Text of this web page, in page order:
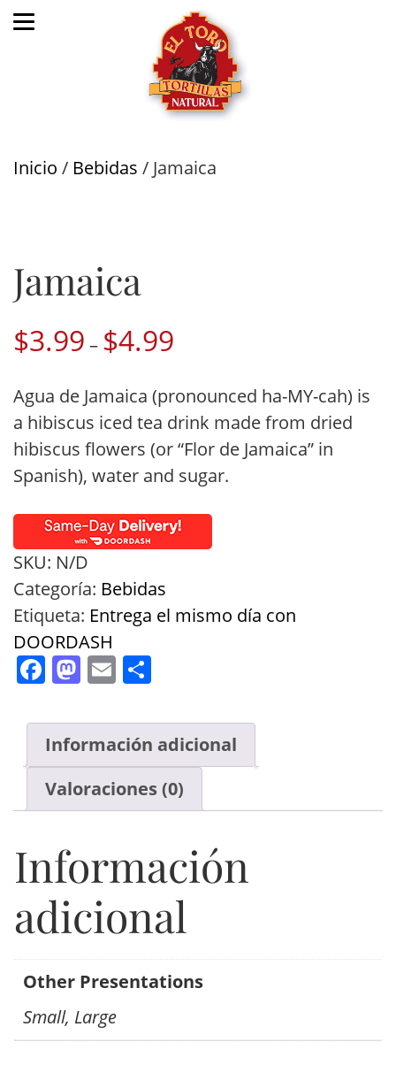
Inicio / Bebidas / Jamaica
Jamaica
$3.99 – $4.99
$3.99
through
$4.99
Agua de Jamaica (pronounced ha-MY-cah) is
a hibiscus iced tea drink made from dried
hibiscus flowers (or “Flor de Jamaica” in
Spanish), water and sugar.
SKU: N/D
Categoría: Bebidas
Etiqueta: Entrega el mismo día con
DOORDASH
Facebook
Mastodon
Email
Información adicional
Valoraciones (0)
Información
adicional
Other Presentations
Small, Large